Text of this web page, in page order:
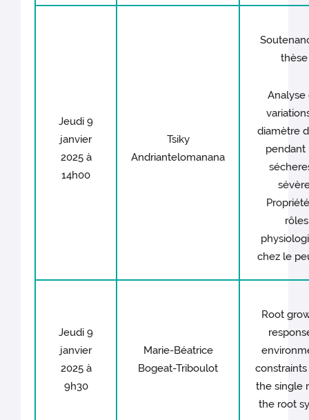
Jeudi 9
janvier
2025 à
14h00
Tsiky
Andriantelomanana
thèse
Analyse
diamètre
pendant
rôles
chez le
Jeudi 9
janvier
2025 à
9h30
Marie-Béatrice
Bogeat-Triboulot
Root
the single
the root